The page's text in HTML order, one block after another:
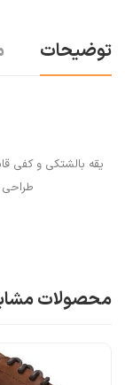
توضیحات
یقه بالشتکی و کفی
طراحی Colorblock، طراحی شده برای دویدن
محصولات